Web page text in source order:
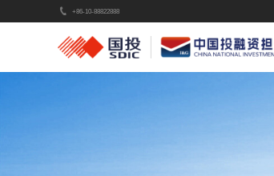
+86-10-88822888